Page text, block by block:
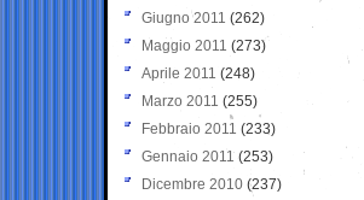
Giugno 2011 (262)
Maggio 2011 (273)
Aprile 2011 (248)
Marzo 2011 (255)
Febbraio 2011 (233)
Gennaio 2011 (253)
Dicembre 2010 (237)